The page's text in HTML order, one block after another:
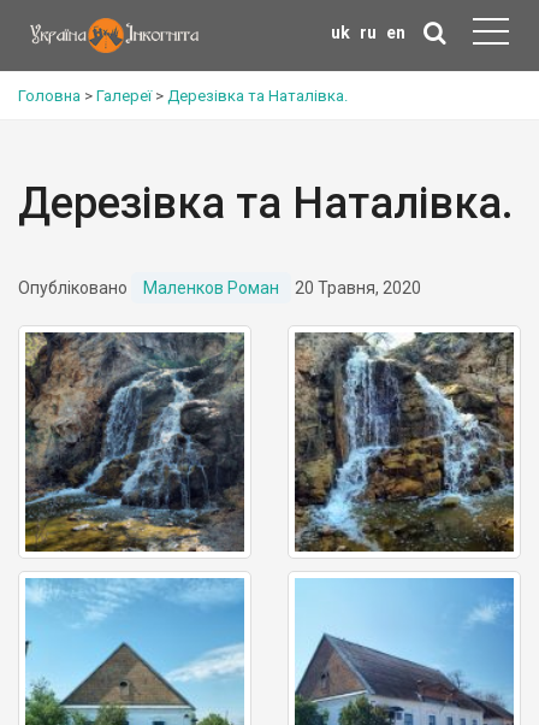
uk ru en
Головна > Галереї> Дерезівка та Наталівка.
Дерезівка та Наталівка.
Опубліковано Маленков Роман 20 Травня, 2020